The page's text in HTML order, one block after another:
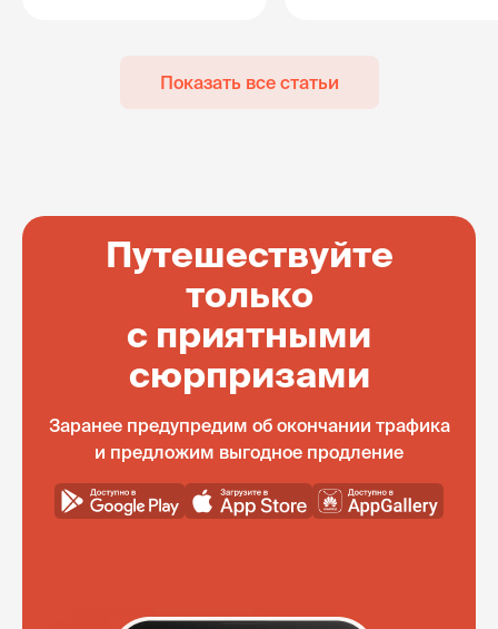
Показать все статьи
Путешествуйте
только
с приятными
сюрпризами
Заранее предупредим об окончании трафика
и предложим выгодное продление